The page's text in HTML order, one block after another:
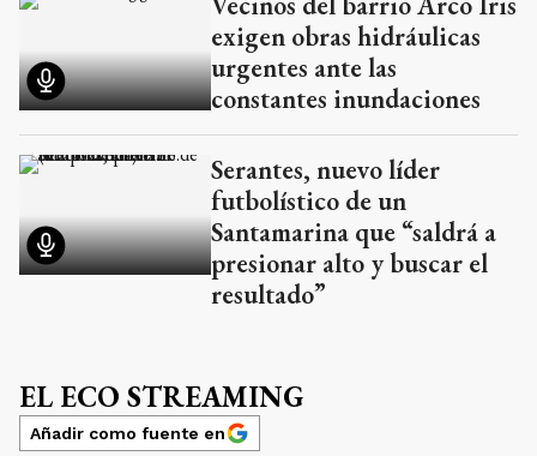
exigen obras hidráulicas
urgentes ante las
constantes inundaciones
Serantes, nuevo líder
futbolístico de un
Santamarina que “saldrá a
presionar alto y buscar el
resultado”
EL ECO STREAMING
Añadir como fuente en